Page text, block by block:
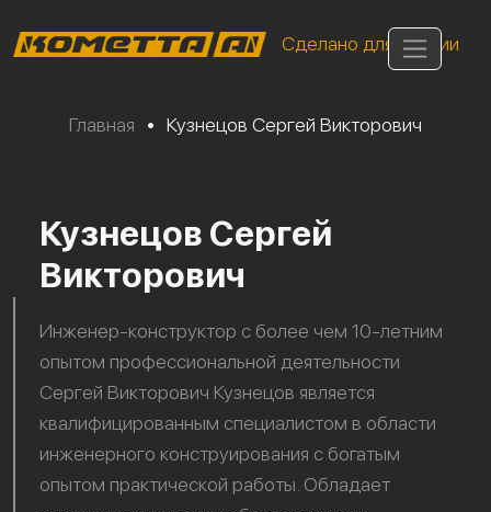
Сделано для России
Главная • Кузнецов Сергей Викторович
Кузнецов Сергей
Викторович
Инженер-конструктор с более чем 10-летним
опытом профессиональной деятельности
Сергей Викторович Кузнецов является
квалифицированным специалистом в области
инженерного конструирования с богатым
опытом практической работы. Обладает